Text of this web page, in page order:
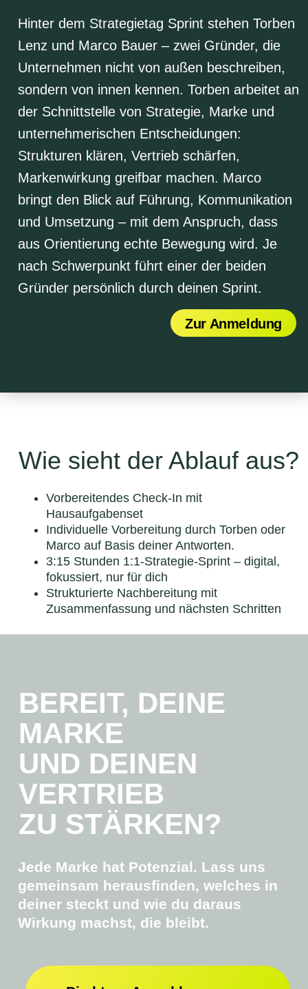
Hinter dem Strategietag Sprint stehen Torben
Lenz und Marco Bauer – zwei Gründer, die
Unternehmen nicht von außen beschreiben,
sondern von innen kennen. Torben arbeitet an
der Schnittstelle von Strategie, Marke und
unternehmerischen Entscheidungen:
Strukturen klären, Vertrieb schärfen,
Markenwirkung greifbar machen. Marco
bringt den Blick auf Führung, Kommunikation
und Umsetzung – mit dem Anspruch, dass
aus Orientierung echte Bewegung wird. Je
nach Schwerpunkt führt einer der beiden
Gründer persönlich durch deinen Sprint.
Zur Anmeldung
Wie sieht der Ablauf aus?
Vorbereitendes Check-In mit
Hausaufgabenset
Individuelle Vorbereitung durch Torben oder
Marco auf Basis deiner Antworten.
3:15 Stunden 1:1-Strategie-Sprint – digital,
fokussiert, nur für dich
Strukturierte Nachbereitung mit
Zusammenfassung und nächsten Schritten
BEREIT, DEINE
MARKE
UND DEINEN
VERTRIEB
ZU STÄRKEN?
Jede Marke hat Potenzial. Lass uns
gemeinsam herausfinden, welches in
deiner steckt und wie du daraus
Wirkung machst, die bleibt.